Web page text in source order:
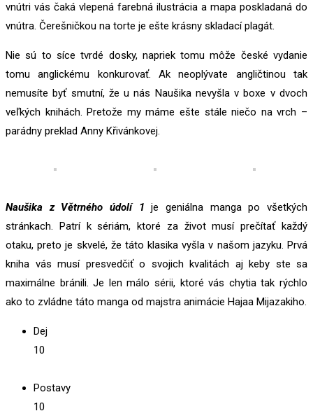
vnútri vás čaká vlepená farebná ilustrácia a mapa poskladaná do
vnútra. Čerešničkou na torte je ešte krásny skladací plagát.
Nie sú to síce tvrdé dosky, napriek tomu môže české vydanie
tomu anglickému konkurovať. Ak neoplývate angličtinou tak
nemusíte byť smutní, že u nás Naušika nevyšla v boxe v dvoch
veľkých knihách. Pretože my máme ešte stále niečo na vrch –
parádny preklad Anny Křivánkovej.
Naušika z Větrného údolí 1 je geniálna manga po všetkých
stránkach. Patrí k sériám, ktoré za život musí prečítať každý
otaku, preto je skvelé, že táto klasika vyšla v našom jazyku. Prvá
kniha vás musí presvedčiť o svojich kvalitách aj keby ste sa
maximálne bránili. Je len málo sérii, ktoré vás chytia tak rýchlo
ako to zvládne táto manga od majstra animácie Hajaa Mijazakiho.
Dej
10
Postavy
10